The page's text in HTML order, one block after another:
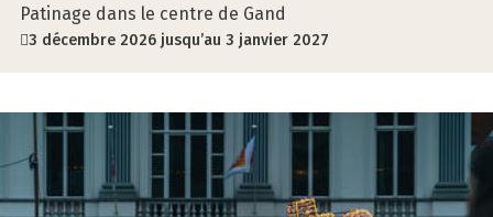
Patinage dans le centre de Gand
3 décembre 2026 jusqu’au 3 janvier 2027